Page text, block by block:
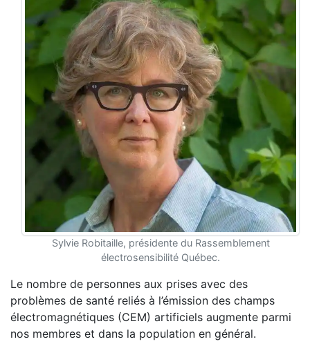
Sylvie Robitaille, présidente du Rassemblement
électrosensibilité Québec.
Le nombre de personnes aux prises avec des
problèmes de santé reliés à l’émission des champs
électromagnétiques (CEM) artificiels augmente parmi
nos membres et dans la population en général.